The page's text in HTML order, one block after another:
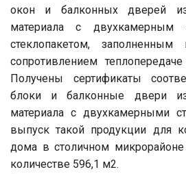
окон и балконных дверей из
материала с двухкамерным
стеклопакетом,
сопротивлением
Получены сертификаты
блоки и балконные двери из
материала с двухкамерными
выпуск такой продукции для
дома в столичном
количестве 596,1 м2.